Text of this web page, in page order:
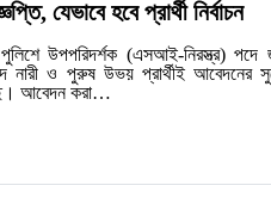
যেভাবে হবে প্রার্থী নির্বাচন
পুলিশে উপপরিদর্শক (এসআই-নিরস্ত্র) পদে
ও পুরুষ উভয় প্রার্থীই আবেদনের
আবেদন করা…